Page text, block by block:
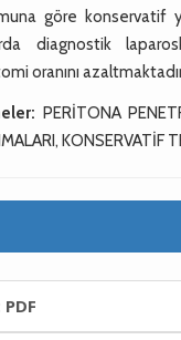
göre konservatif
diagnostik
oranını
PERİTONA
KONSERVATİF